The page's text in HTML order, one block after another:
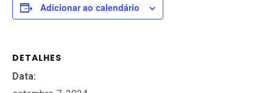
Adicionar ao calendário
DETALHES
Data: